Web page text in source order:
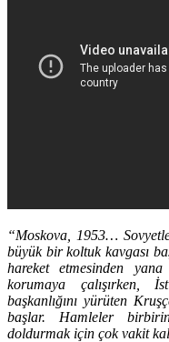
“Moskova, 1953…
büyük bir koltuk kavgası
hareket etmesinden
korumaya çalışırken,
başkanlığını yürüten
başlar. Hamleler
doldurmak için çok vakit